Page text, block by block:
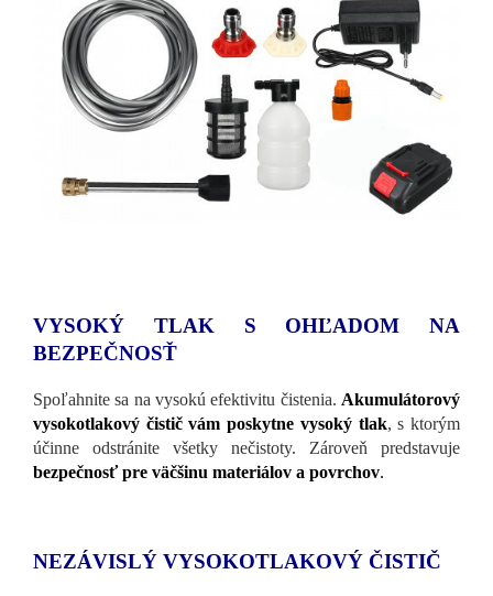
VYSOKÝ TLAK S OHĽADOM NA
BEZPEČNOSŤ
Spoľahnite sa na vysokú efektivitu čistenia. Akumulátorový
vysokotlakový čistič vám poskytne vysoký tlak, s ktorým
účinne odstránite všetky nečistoty. Zároveň predstavuje
bezpečnosť pre väčšinu materiálov a povrchov.
NEZÁVISLÝ VYSOKOTLAKOVÝ ČISTIČ